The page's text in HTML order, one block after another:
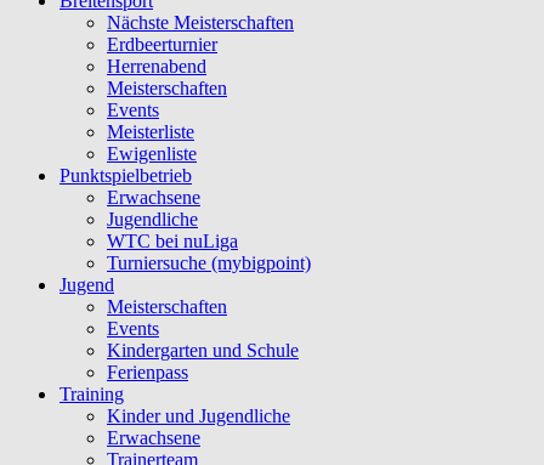
Nächste Meisterschaften
Erdbeerturnier
Herrenabend
Meisterschaften
Events
Meisterliste
Ewigenliste
Punktspielbetrieb
Erwachsene
Jugendliche
WTC bei nuLiga
Turniersuche (mybigpoint)
Jugend
Meisterschaften
Events
Kindergarten und Schule
Ferienpass
Training
Kinder und Jugendliche
Erwachsene
Trainerteam